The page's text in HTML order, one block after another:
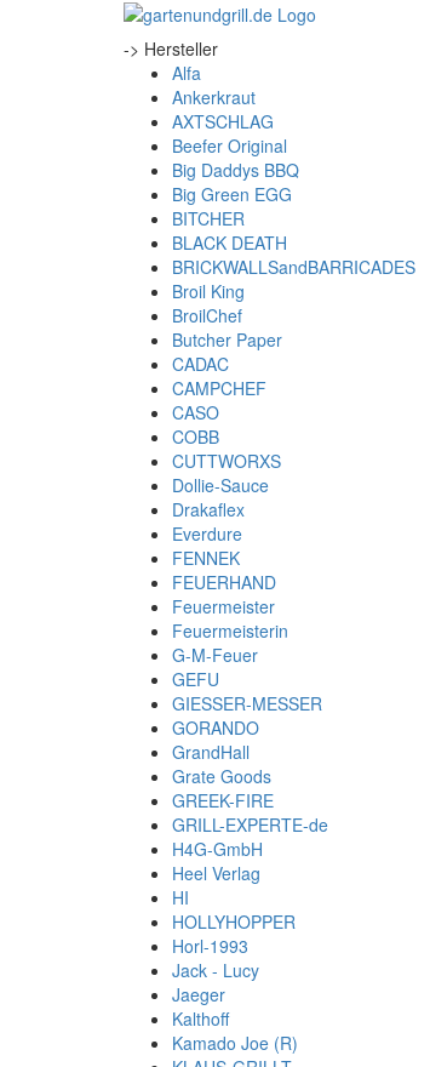
-> Hersteller
Alfa
Ankerkraut
AXTSCHLAG
Beefer Original
Big Daddys BBQ
Big Green EGG
BITCHER
BLACK DEATH
BRICKWALLSandBARRICADES
Broil King
BroilChef
Butcher Paper
CADAC
CAMPCHEF
CASO
COBB
CUTTWORXS
Dollie-Sauce
Drakaflex
Everdure
FENNEK
FEUERHAND
Feuermeister
Feuermeisterin
G-M-Feuer
GEFU
GIESSER-MESSER
GORANDO
GrandHall
Grate Goods
GREEK-FIRE
GRILL-EXPERTE-de
H4G-GmbH
Heel Verlag
HI
HOLLYHOPPER
Horl-1993
Jack - Lucy
Jaeger
Kalthoff
Kamado Joe (R)